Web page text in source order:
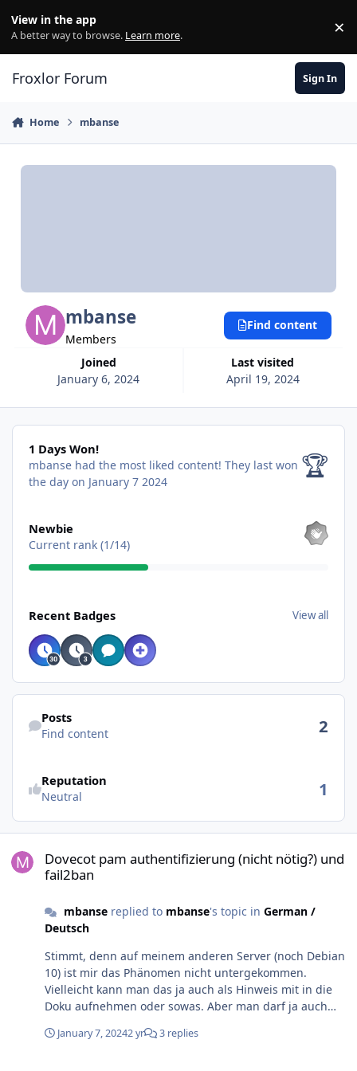
View in the app
A better way to browse. Learn more. ×
Froxlor Forum Sign In
Home mbanse
mbanse
Members
Joined
January 6, 2024
Last visited
April 19, 2024
Find content
1 Days Won!
1 Days Won!
mbanse had the most liked content! They last won
the day on January 7 2024
🏆
Newbie
Current rank (1/14)
Recent Badges View all
Find content
Posts
Find content 2
Reputation
Neutral 1
Dovecot pam authentifizierung (nicht nötig?) und
fail2ban
mbansereplied to mbanse's topic in German /
Deutsch
Stimmt, denn auf meinem anderen Server (noch Debian
10) ist mir das Phänomen nicht untergekommen.
Vielleicht kann man das ja auch als Hinweis mit in die
Doku aufnehmen oder sowas. Aber man darf ja auch
Installation. Sprich an und für sich legt der User (wie
January 7, 20242 yr 3 replies